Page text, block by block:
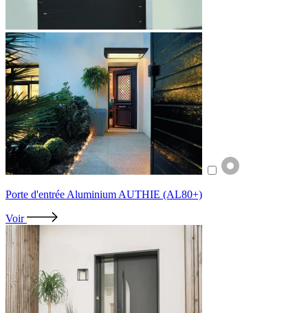
Porte d'entrée Aluminium AUTHIE (AL80+)
Voir